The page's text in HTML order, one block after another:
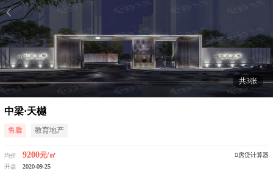
共3张
中梁·天樾
售馨 教育地产
均价 9200元/㎡
房贷计算器
开盘
2020-09-25